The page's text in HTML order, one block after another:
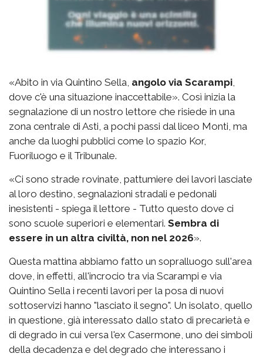
«Abito in via Quintino Sella, angolo via Scarampi
dove c'è una situazione inaccettabile». Così inizia la
segnalazione di un nostro lettore che risiede in una
zona centrale di Asti, a pochi passi dal liceo Monti, ma
anche da luoghi pubblici come lo spazio Kor,
Fuoriluogo e il Tribunale.
«Ci sono strade rovinate, pattumiere dei lavori lasciate
al loro destino, segnalazioni stradali e pedonali
inesistenti - spiega il lettore - Tutto questo dove ci
sono scuole superiori e elementari. Sembra di
essere in un altra civiltà, non nel 2026».
Questa mattina abbiamo fatto un sopralluogo sull'area
dove, in effetti, all'incrocio tra via Scarampi e via
Quintino Sella i recenti lavori per la posa di nuovi
sottoservizi hanno "lasciato il segno". Un isolato, quello
in questione, già interessato dallo stato di precarietà e
di degrado in cui versa l'ex Casermone, uno dei simboli
della decadenza e del degrado che interessano i